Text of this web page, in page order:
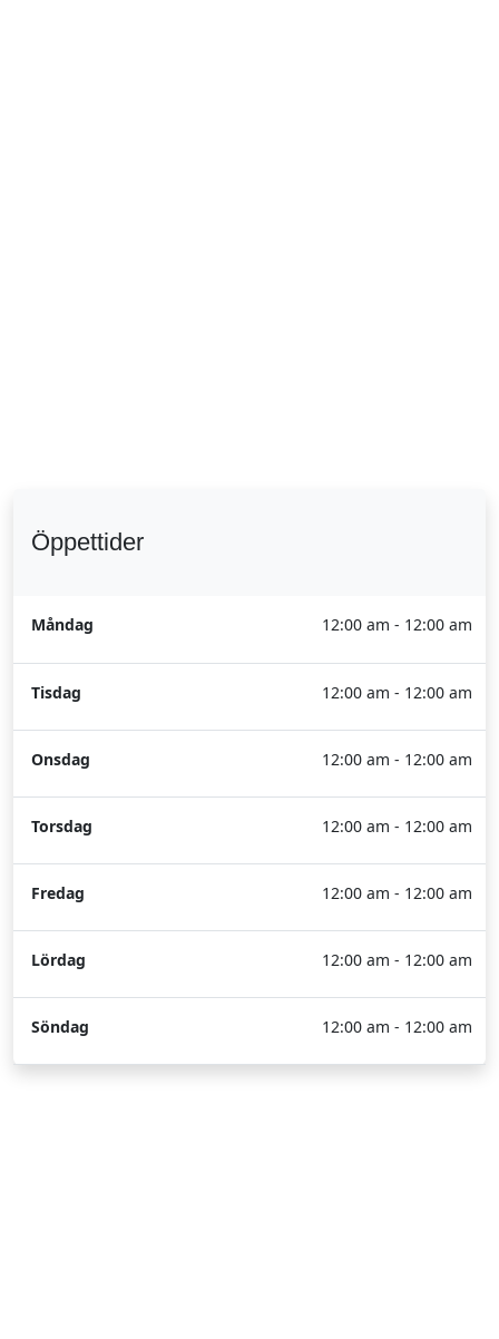
Öppettider
Måndag 12:00 am - 12:00 am
Tisdag 12:00 am - 12:00 am
Onsdag 12:00 am - 12:00 am
Torsdag 12:00 am - 12:00 am
Fredag 12:00 am - 12:00 am
Lördag 12:00 am - 12:00 am
Söndag 12:00 am - 12:00 am